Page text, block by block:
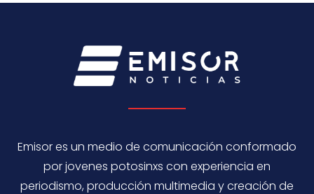
Emisor es un medio de comunicación conformado
por jovenes potosinxs con experiencia en
periodismo, producción multimedia y creación de